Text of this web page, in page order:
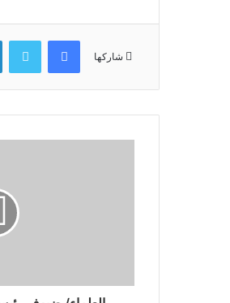
شاركها
فيسبوك